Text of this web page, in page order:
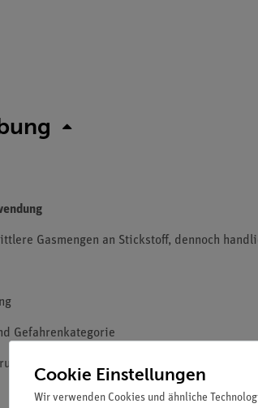
Gasmengen an Stickstoff, dennoch
Gefahrenkategorie
verdichtetes Gas, H280
Cookie Einstellungen
Wir verwenden Cookies und ähnliche